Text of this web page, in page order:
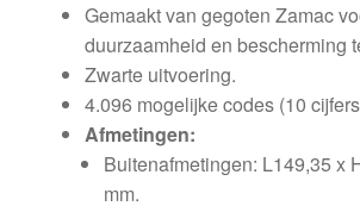
Gemaakt van gegoten Zamac
duurzaamheid en bescherming
Zwarte uitvoering.
4.096 mogelijke codes (10
Afmetingen:
Buitenafmetingen: L149,35 x
mm.